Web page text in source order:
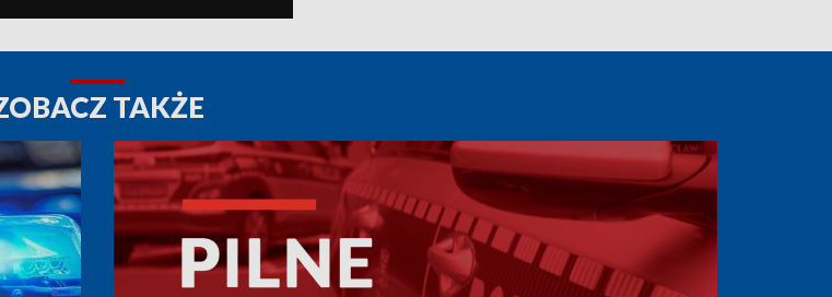
TAKŻE